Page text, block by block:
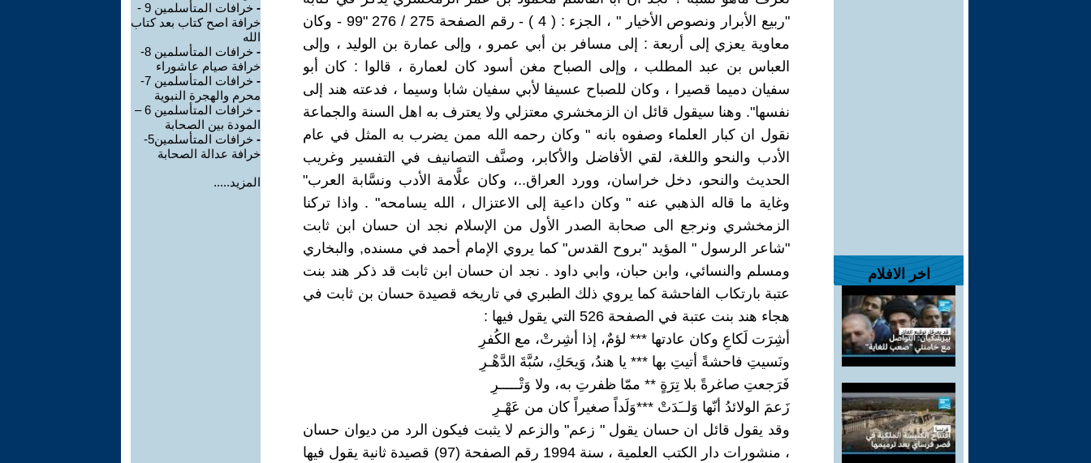
اخر الافلام
"ربيع الأبرار ونصوص الأخيار " ، الجزء : ( 4 ) - رقم الصفحة 275 / 276 "99 - وكان
معاوية يعزي إلى أربعة : إلى مسافر بن أبي عمرو ، وإلى عمارة بن الوليد ، وإلى
العباس بن عبد المطلب ، وإلى الصباح مغن أسود كان لعمارة ، قالوا : كان أبو
سفيان دميما قصيرا ، وكان للصباح عسيفا لأبي سفيان شابا وسيما ، فدعته هند إلى
نفسها". وهنا سيقول قائل ان الزمخشري معتزلي ولا يعترف به اهل السنة والجماعة
نقول ان كبار العلماء وصفوه بانه " وكان رحمه الله ممن يضرب به المثل في عام
الأدب والنحو واللغة، لقي الأفاضل والأكابر، وصنَّف التصانيف في التفسير وغريب
الحديث والنحو، دخل خراسان، وورد العراق..، وكان علَّامة الأدب ونسَّابة العرب"
وغاية ما قاله الذهبي عنه " وكان داعية إلى الاعتزال ، الله يسامحه" . واذا تركنا
الزمخشري ونرجع الى صحابة الصدر الأول من الإسلام نجد ان حسان ابن ثابت
"شاعر الرسول " المؤيد "بروح القدس" كما يروي الإمام أحمد في مسنده, والبخاري
ومسلم والنسائي، وابن حبان، وابي داود . نجد ان حسان ابن ثابت قد ذكر هند بنت
عتبة بارتكاب الفاحشة كما يروي ذلك الطبري في تاريخه قصيدة حسان بن ثابت في
هجاء هند بنت عتبة في الصفحة 526 التي يقول فيها :
أشِرَت لَكاعِ وكان عادتها *** لؤمٌ، إذا أشِرتْ، مع الكُفرِ
ونَسيتِ فاحشةً أتيتِ بها *** يا هندُ، وَيحَكِ، سُبَّةَ الدَّهْـرِ
فَرَجعتِ صاغرةً بلا تِرَةٍ ** ممّا ظفرتِ به، ولا وَتْـــــرِ
زَعمَ الولائدُ أنّها وَلــَدَتْ ***وَلَداً صغيراً كان من عَهْـرِ
وقد يقول قائل ان حسان يقول " زعم" والزعم لا يثبت فيكون الرد من ديوان حسان
، منشورات دار الكتب العلمية ، سنة 1994 رقم الصفحة (97) قصيدة ثانية يقول فيها
-
خرافات المتأسلمين 9 -
خرافة اصح كتاب بعد كتاب
الله
-
خرافات المتأسلمين 8-
خرافة صيام عاشوراء
-
خرافات المتأسلمين 7-
محرم والهجرة النبوية
-
خرافات المتأسلمين 6 –
المودة بين الصحابة
-
خرافات المتأسلمين5-
خرافة عدالة الصحابة
المزيد.....